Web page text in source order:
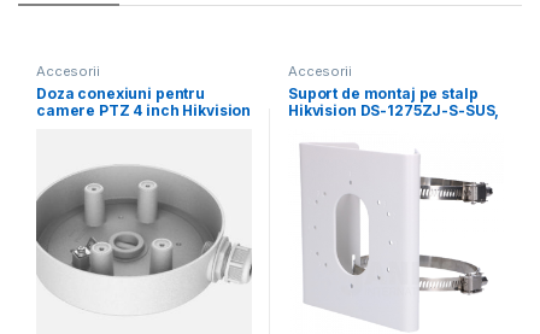
Accesorii
Doza conexiuni pentru
camere PTZ 4 inch Hikvision
Accesorii
Suport de montaj pe stalp
Hikvision DS-1275ZJ-S-SUS,